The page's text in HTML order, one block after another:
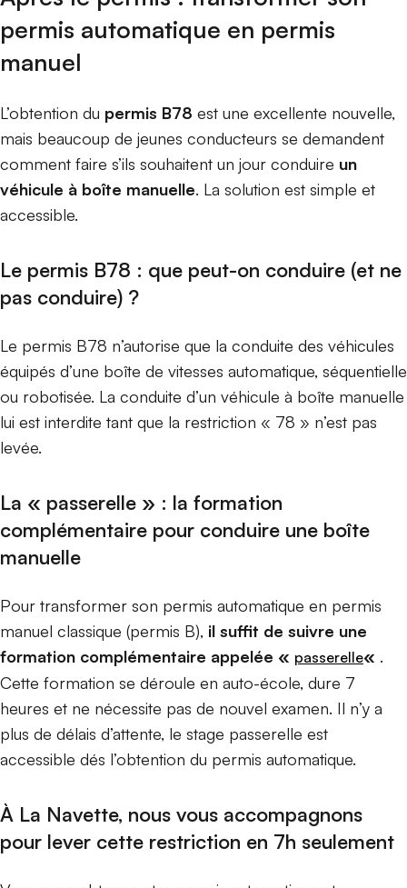
Horaires de renseignements
Prendre rendez-vous
Voir les disponibilités
Horaires de renseignements
Prendre rendez-vous
Voir les disponibilités
permis automatique en permis
manuel
L’obtention du permis B78 est une excellente nouvelle,
mais beaucoup de jeunes conducteurs se demandent
comment faire s’ils souhaitent un jour conduire un
véhicule à boîte manuelle. La solution est simple et
accessible.
Le permis B78 : que peut-on conduire (et ne
pas conduire) ?
Le permis B78 n’autorise que la conduite des véhicules
équipés d’une boîte de vitesses automatique, séquentielle
ou robotisée. La conduite d’un véhicule à boîte manuelle
lui est interdite tant que la restriction « 78 » n’est pas
levée.
La « passerelle » : la formation
complémentaire pour conduire une boîte
manuelle
Pour transformer son permis automatique en permis
manuel classique (permis B), il suffit de suivre une
formation complémentaire appelée « passerelle« .
Cette formation se déroule en auto-école, dure 7
heures et ne nécessite pas de nouvel examen. Il n’y a
plus de délais d’attente, le stage passerelle est
accessible dés l’obtention du permis automatique.
À La Navette, nous vous accompagnons
pour lever cette restriction en 7h seulement